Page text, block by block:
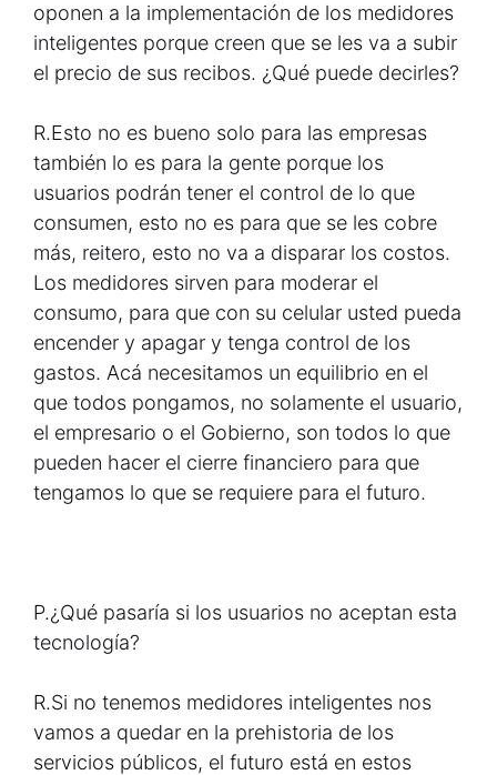
oponen a la implementación de los medidores
inteligentes porque creen que se les va a subir
el precio de sus recibos. ¿Qué puede decirles?
R.Esto no es bueno solo para las empresas
también lo es para la gente porque los
usuarios podrán tener el control de lo que
consumen, esto no es para que se les cobre
más, reitero, esto no va a disparar los costos.
Los medidores sirven para moderar el
consumo, para que con su celular usted pueda
encender y apagar y tenga control de los
gastos. Acá necesitamos un equilibrio en el
que todos pongamos, no solamente el usuario,
el empresario o el Gobierno, son todos lo que
pueden hacer el cierre financiero para que
tengamos lo que se requiere para el futuro.
P.¿Qué pasaría si los usuarios no aceptan esta
tecnología?
R.Si no tenemos medidores inteligentes nos
vamos a quedar en la prehistoria de los
servicios públicos, el futuro está en estos